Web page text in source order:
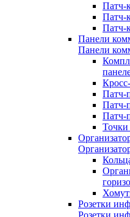
Патч-
Патч-
Патч-
Панели
Панели
Патч-
Патч-
Патч-
Точки
Розетки
Розетки